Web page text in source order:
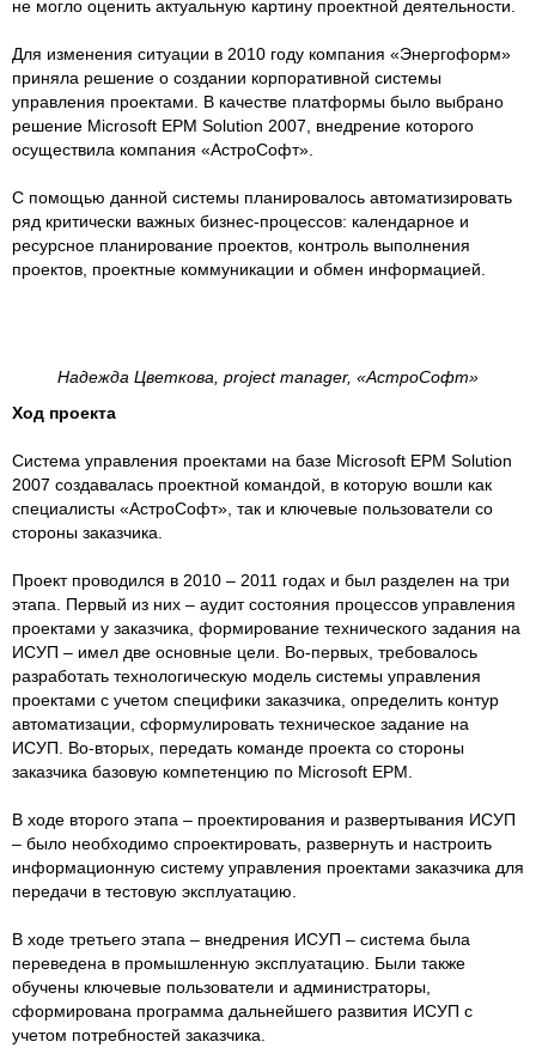
не могло оценить актуальную картину проектной деятельности.
Для изменения ситуации в 2010 году компания «Энергоформ»
приняла решение о создании корпоративной системы
управления проектами. В качестве платформы было выбрано
решение Microsoft EPM Solution 2007, внедрение которого
осуществила компания «АстроСофт».
С помощью данной системы планировалось автоматизировать
ряд критически важных бизнес-процессов: календарное и
ресурсное планирование проектов, контроль выполнения
проектов, проектные коммуникации и обмен информацией.
Надежда Цветкова, project manager, «АстроСофт»
Ход проекта
Система управления проектами на базе Microsoft EPM Solution
2007 создавалась проектной командой, в которую вошли как
специалисты «АстроСофт», так и ключевые пользователи со
стороны заказчика.
Проект проводился в 2010 – 2011 годах и был разделен на три
этапа. Первый из них – аудит состояния процессов управления
проектами у заказчика, формирование технического задания на
ИСУП – имел две основные цели. Во-первых, требовалось
разработать технологическую модель системы управления
проектами с учетом специфики заказчика, определить контур
автоматизации, сформулировать техническое задание на
ИСУП. Во-вторых, передать команде проекта со стороны
заказчика базовую компетенцию по Microsoft EPM.
В ходе второго этапа – проектирования и развертывания ИСУП
– было необходимо спроектировать, развернуть и настроить
информационную систему управления проектами заказчика для
передачи в тестовую эксплуатацию.
В ходе третьего этапа – внедрения ИСУП – система была
переведена в промышленную эксплуатацию. Были также
обучены ключевые пользователи и администраторы,
сформирована программа дальнейшего развития ИСУП с
учетом потребностей заказчика.